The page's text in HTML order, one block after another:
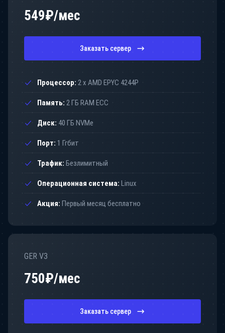
549₽/мес
Заказать сервер
Процессор: 2 x AMD EPYC 4244P
Память: 2 ГБ RAM ECC
Диск: 40 ГБ NVMe
Порт: 1 Ггбит
Трафик: Безлимитный
Операционная система: Linux
Акция: Первый месяц бесплатно
GER V3
750₽/мес
Заказать сервер